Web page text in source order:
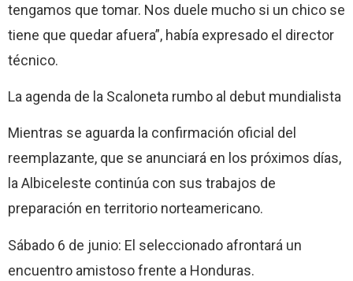
tengamos que tomar. Nos duele mucho si un chico se
tiene que quedar afuera”, había expresado el director
técnico.
La agenda de la Scaloneta rumbo al debut mundialista
Mientras se aguarda la confirmación oficial del
reemplazante, que se anunciará en los próximos días,
la Albiceleste continúa con sus trabajos de
preparación en territorio norteamericano.
Sábado 6 de junio: El seleccionado afrontará un
encuentro amistoso frente a Honduras.